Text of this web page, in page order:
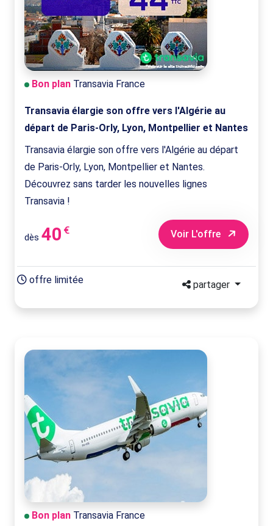
Bon plan Transavia France
Transavia élargie son offre vers l'Algérie au
départ de Paris-Orly, Lyon, Montpellier et Nantes
Transavia élargie son offre vers l'Algérie au départ
de Paris-Orly, Lyon, Montpellier et Nantes.
Découvrez sans tarder les nouvelles lignes
Transavia !
dès 40 € Voir L'offre
offre limitée partager
Bon plan Transavia France